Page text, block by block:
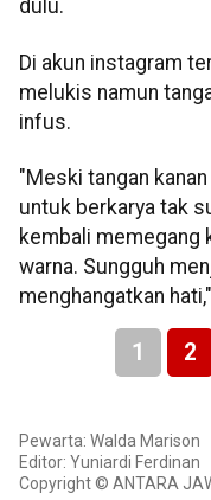
dulu.
Di akun instagram
melukis namun
infus.
"Meski tangan
untuk berkarya tak
kembali memegang
warna. Sungguh
menghangatkan
1 2
Pewarta: Walda Marison
Editor: Yuniardi Ferdinan
Copyright © ANTARA